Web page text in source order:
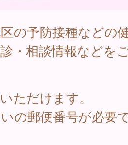
の予防接種などの
・相談情報などを
ただけます。
の郵便番号が必要